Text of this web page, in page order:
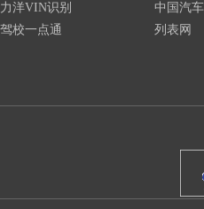
力洋VIN识别
驾校一点通
中国汽
列表网